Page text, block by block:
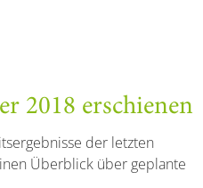
2018 erschienen
der letzten
Überblick über geplante